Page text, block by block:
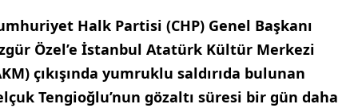
Halk Partisi (CHP) Genel Başkanı
Özel’e İstanbul Atatürk Kültür Merkezi
çıkışında yumruklu saldırıda bulunan
Tengioğlu’nun gözaltı süresi bir gün daha